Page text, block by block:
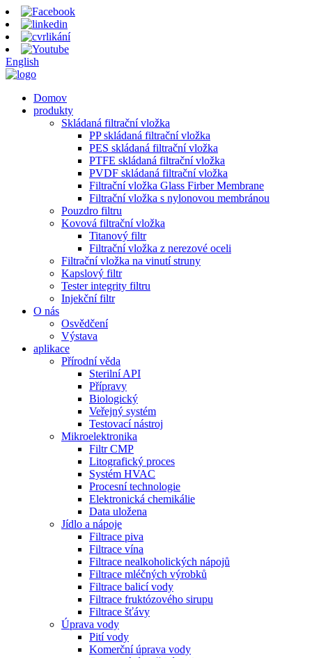
English
Domov
produkty
Skládaná filtrační vložka
PP skládaná filtrační vložka
PES skládaná filtrační vložka
PTFE skládaná filtrační vložka
PVDF skládaná filtrační vložka
Filtrační vložka Glass Firber Membrane
Filtrační vložka s nylonovou membránou
Pouzdro filtru
Kovová filtrační vložka
Titanový filtr
Filtrační vložka z nerezové oceli
Filtrační vložka na vinutí struny
Kapslový filtr
Tester integrity filtru
Injekční filtr
O nás
Osvědčení
Výstava
aplikace
Přírodní věda
Sterilní API
Přípravy
Biologický
Veřejný systém
Testovací nástroj
Mikroelektronika
Filtr CMP
Litografický proces
Systém HVAC
Procesní technologie
Elektronická chemikálie
Data uložena
Jídlo a nápoje
Filtrace piva
Filtrace vína
Filtrace nealkoholických nápojů
Filtrace mléčných výrobků
Filtrace balicí vody
Filtrace fruktózového sirupu
Filtrace šťávy
Úprava vody
Pití vody
Komerční úprava vody